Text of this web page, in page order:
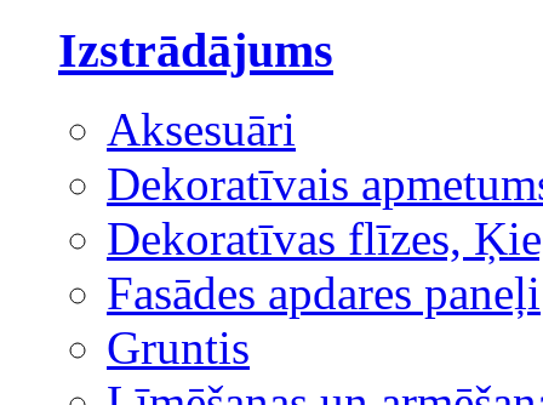
Izstrādājums
Aksesuāri
Dekoratīvais
Dekoratīvas flīzes,
Fasādes apdares paneļi
Gruntis